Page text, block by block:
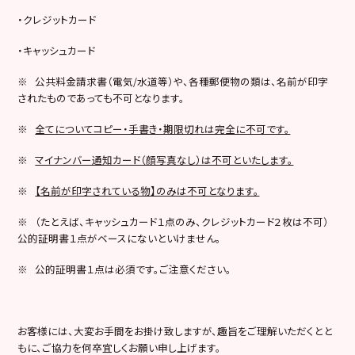
・クレジットカード
・キャッシュカード
※ 公共料金請求書（電気/水道等）や、各種郵便物の類は、名前が印字
されたものであっても不可となります。
※ 全てについてコピー・手書き・期限切れは完全に不可です。
※マイナンバー通知カード（顔写真なし）は不可といたします。
※ 【名前が印字されている物】のみは不可となります。
※ （たとえば、キャッシュカード１点のみ、クレジットカード２枚は不可）
公的証明書１点がベースにないといけません。
※ 公的証明書１点は必須です。ご注意ください。
お客様には、大変お手間をお掛け致しますが、趣旨をご理解いただくとと
もに、ご協力を何卒宜しくお願い申し上げます。